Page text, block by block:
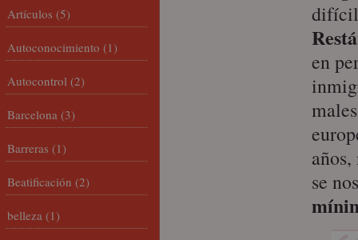
difícil
en
se
Artículos (5)
Autoconocimiento (1)
Autocontrol (2)
Barcelona (3)
Barreras (1)
Beatificación (2)
belleza (1)